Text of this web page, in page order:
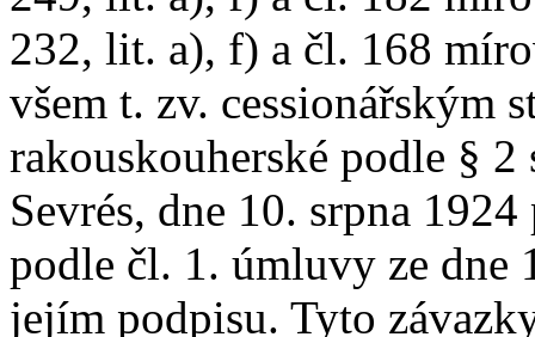
232, lit. a), f) a čl. 168
všem t. zv. cessionářským
rakouskouherské podle §
Sevrés, dne 10. srpna
podle čl. 1. úmluvy ze dne
jejím podpisu. Tyto